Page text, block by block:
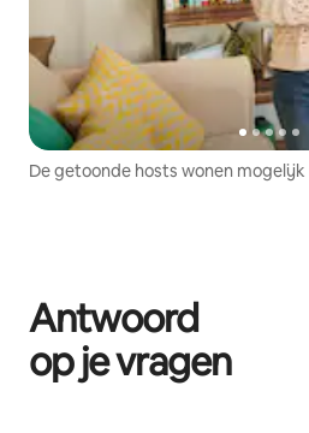
De getoonde hosts wonen
Antwoord
op je vragen